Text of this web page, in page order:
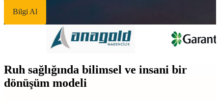
Bilgi Al
Ruh sağlığında bilimsel ve insani bir
dönüşüm modeli